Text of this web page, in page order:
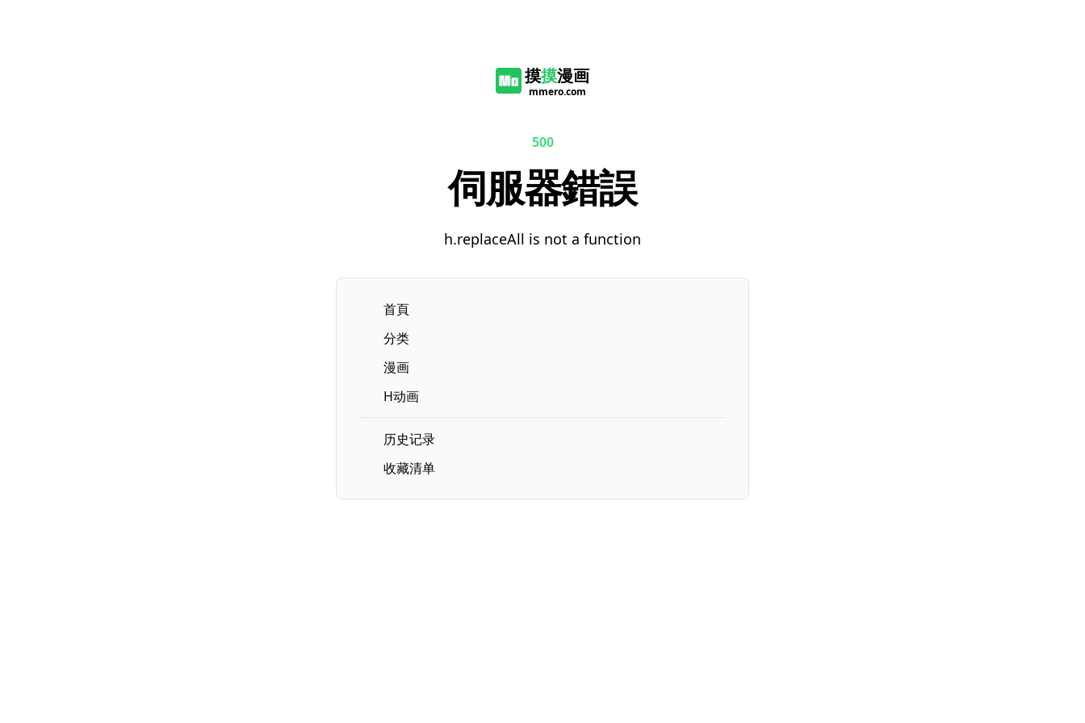
摸摸漫画
mmero.com
500
伺服器錯誤
h.replaceAll is not a function
首頁
分类
漫画
H动画
历史记录
收藏清单